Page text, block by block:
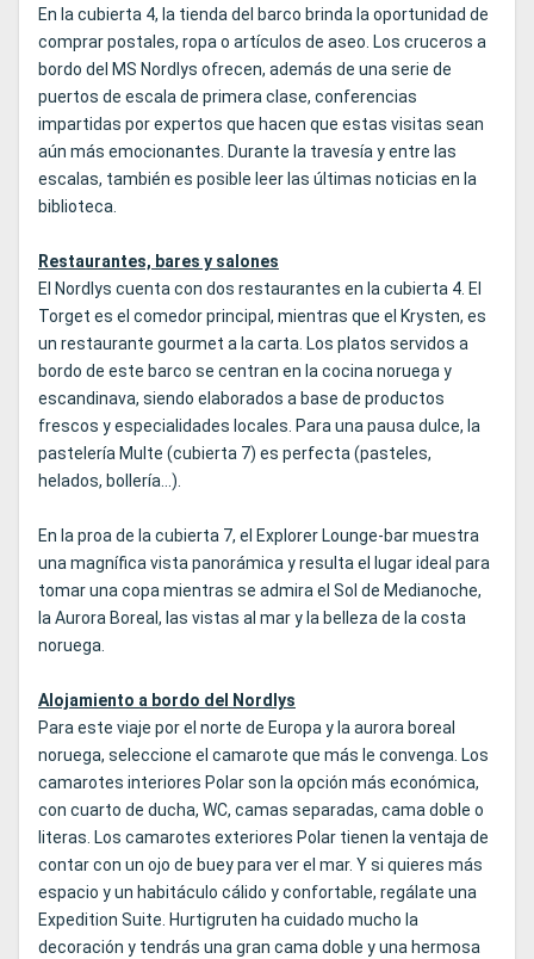
En la cubierta 4, la tienda del barco brinda la oportunidad de
comprar postales, ropa o artículos de aseo. Los cruceros a
bordo del MS Nordlys ofrecen, además de una serie de
puertos de escala de primera clase, conferencias
impartidas por expertos que hacen que estas visitas sean
aún más emocionantes. Durante la travesía y entre las
escalas, también es posible leer las últimas noticias en la
biblioteca.
Restaurantes, bares y salones
El Nordlys cuenta con dos restaurantes en la cubierta 4. El
Torget es el comedor principal, mientras que el Krysten, es
un restaurante gourmet a la carta. Los platos servidos a
bordo de este barco se centran en la cocina noruega y
escandinava, siendo elaborados a base de productos
frescos y especialidades locales. Para una pausa dulce, la
pastelería Multe (cubierta 7) es perfecta (pasteles,
helados, bollería...).
En la proa de la cubierta 7, el Explorer Lounge-bar muestra
una magnífica vista panorámica y resulta el lugar ideal para
tomar una copa mientras se admira el Sol de Medianoche,
la Aurora Boreal, las vistas al mar y la belleza de la costa
noruega.
Alojamiento a bordo del Nordlys
Para este viaje por el norte de Europa y la aurora boreal
noruega, seleccione el camarote que más le convenga. Los
camarotes interiores Polar son la opción más económica,
con cuarto de ducha, WC, camas separadas, cama doble o
literas. Los camarotes exteriores Polar tienen la ventaja de
contar con un ojo de buey para ver el mar. Y si quieres más
espacio y un habitáculo cálido y confortable, regálate una
Expedition Suite. Hurtigruten ha cuidado mucho la
decoración y tendrás una gran cama doble y una hermosa